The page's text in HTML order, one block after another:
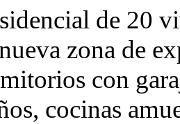
de 20
zona de
con
cocinas